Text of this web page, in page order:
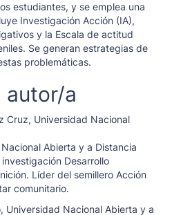
estudiantes, y se emplea una
Investigación Acción (IA),
y la Escala de actitud
Se generan estrategias de
problemáticas.
autor/a
Cruz, Universidad Nacional
Abierta y a Distancia
Desarrollo
Líder del semillero Acción
comunitario.
Universidad Nacional Abierta y a